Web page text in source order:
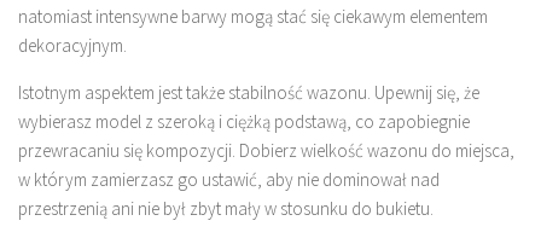
natomiast intensywne barwy mogą stać się ciekawym elementem
dekoracyjnym.
Istotnym aspektem jest także stabilność wazonu. Upewnij się, że
wybierasz model z szeroką i ciężką podstawą, co zapobiegnie
przewracaniu się kompozycji. Dobierz wielkość wazonu do miejsca,
w którym zamierzasz go ustawić, aby nie dominował nad
przestrzenią ani nie był zbyt mały w stosunku do bukietu.